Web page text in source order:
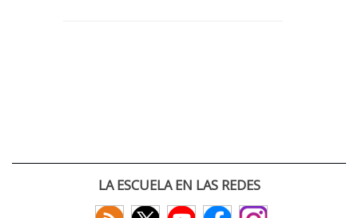
LA ESCUELA EN LAS REDES